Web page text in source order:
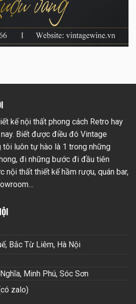
kế nội thất phong cách Retro hay
Biết được điều đó Vintage
tôi luôn tự hào là 1 trong những
đi những bước đi đầu tiên
nội thất thiết kế hầm rượu, quán bar,
Bắc Từ Liêm, Hà Nội
Minh Phú, Sóc Sơn
zalo)